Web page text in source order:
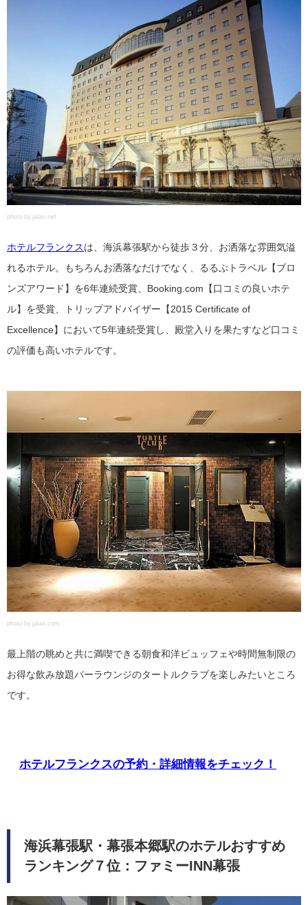
photo by jalan.net
ホテルフランクス は、海浜幕張駅から徒歩３分、お洒落な雰囲気溢
れるホテル。もちろんお洒落なだけでなく、るるぶトラベル【ブロ
ンズアワード】を6年連続受賞、Booking.com【口コミの良いホテ
ル】を受賞、トリップアドバイザー【2015 Certificate of
Excellence】において5年連続受賞し、殿堂入りを果たすなど口コミ
の評価も高いホテルです。
photo by jalan.com
最上階の眺めと共に満喫できる朝食和洋ビュッフェや時間無制限の
お得な飲み放題バーラウンジのタートルクラブを楽しみたいところ
です。
ホテルフランクスの予約・詳細情報をチェック！
海浜幕張駅・幕張本郷駅のホテルおすすめ
ランキング７位：ファミーINN幕張